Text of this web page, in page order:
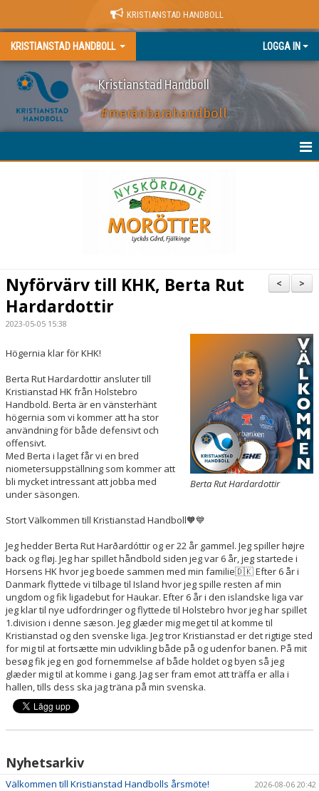
KRISTIANSTAD HANDBOLL
KRISTIANSTAD HANDBOLL LOGGA IN
Kristianstad Handboll
#meränbarahandboll
KALENDER
HANDBOLLSSKOLA
PARTNERSKAP
FÖRENINGEN
OM OSS
KONTAKT
>
<
Nyförvärv till KHK, Berta Rut
Hardardottir
2023-05-05 15:38
Berta Rut Hardardottir
Högernia klar för KHK!
Berta Rut Hardardottir ansluter till
Kristianstad HK från Holstebro
Handbold. Berta är en vänsterhänt
högernia som vi kommer att ha stor
användning för både defensivt och
offensivt.
Med Berta i laget får vi en bred
niometersuppställning som kommer att
bli mycket intressant att jobba med
under säsongen.
Stort Välkommen till Kristianstad Handboll🧡💙
Jeg hedder Berta Rut Harðardóttir og er 22 år gammel. Jeg spiller højre
back og fløj. Jeg har spillet håndbold siden jeg var 6 år, jeg startede i
Horsens HK hvor jeg boede sammen med min familie🇩🇰 Efter 6 år i
Danmark flyttede vi tilbage til Island hvor jeg spille resten af min
ungdom og fik ligadebut for Haukar. Efter 6 år i den islandske liga var
jeg klar til nye udfordringer og flyttede til Holstebro hvor jeg har spillet
1.division i denne sæson. Jeg glæder mig meget til at komme til
Kristianstad og den svenske liga. Jeg tror Kristianstad er det rigtige sted
for mig til at fortsætte min udvikling både på og udenfor banen. På mit
besøg fik jeg en god fornemmelse af både holdet og byen så jeg
glæder mig til at komme i gang. Jag ser fram emot att träffa er alla i
hallen, tills dess ska jag träna på min svenska.
Nyhetsarkiv
Välkommen till Kristianstad Handbolls årsmöte! 2026-08-06 20:42